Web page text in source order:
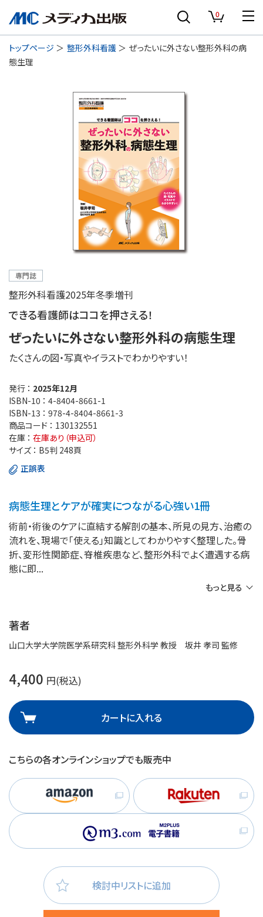
0
トップページ 整形外科看護
ぜったいに外さない整形外科の病
態生理
専門誌
整形外科看護2025年冬季増刊
できる看護師はココを押さえる！
ぜったいに外さない整形外科の病態生理
たくさんの図・写真やイラストでわかりやすい！
発行 ： 2025年12月
ISBN-10 ： 4-8404-8661-1
ISBN-13 ： 978-4-8404-8661-3
商品コード ： 130132551
在庫 ： 在庫あり（申込可）
サイズ ： B5判 248頁
正誤表
病態生理とケアが確実につながる心強い1冊
術前・術後のケアに直結する解剖の基本、所見の見方、治癒の
流れを、現場で「使える」知識としてわかりやすく整理した。骨
折、変形性関節症、脊椎疾患など、整形外科でよく遭遇する病
態に即
もっと見る
著者
山口大学大学院医学系研究科 整形外科学 教授 坂井 孝司 監修
4,400 円(税込)
カートに入れる
こちらの各オンラインショップでも販売中
検討中リストに追加